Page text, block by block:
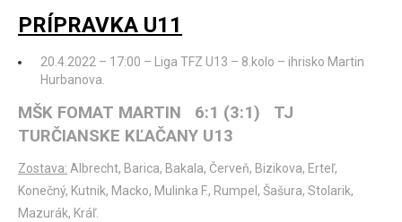
PRÍPRAVKA U11
20.4.2022 – 17:00 – Liga TFZ U13 – 8.kolo – ihrisko Martin
Hurbanova.
MŠK FOMAT MARTIN 6:1 (3:1) TJ
TURČIANSKE KĽAČANY U13
Zostava: Albrecht, Barica, Bakala, Červeň, Bizikova, Erteľ,
Konečný, Kutnik, Macko, Mulinka F., Rumpel, Šašura, Stolarik,
Mazurák, Kráľ.